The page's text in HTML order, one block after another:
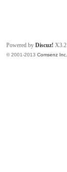
Powered byDiscuz! X3.2
© 2001-2013Comsenz Inc.